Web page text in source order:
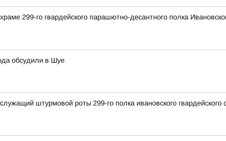
299-го гвардейского парашютно-десантного полка
обсудили в Шуе
штурмовой роты 299-го полка ивановского гвардейского